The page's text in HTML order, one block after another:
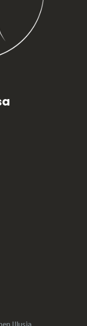
Illusia